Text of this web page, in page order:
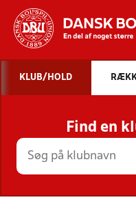
STILLINGER,
KLUB/HOLD
Find en